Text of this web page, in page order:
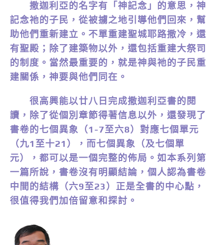
撒迦利亞的名字有「神記念」的意思，神
記念祂的子民，從被擄之地引導他們回來，幫
助他們重新建立。不單重建聖城耶路撒冷，還
有聖殿；除了建築物以外，還包括重建大祭司
的制度。當然最重要的，就是神與祂的子民重
建關係，神要與他們同在。
很高興能以廿八日完成撒迦利亞書的閱
讀，除了從個別章節得著信息以外，還發現了
書卷的七個異象（1-7至六8）對應七個單元
（九1至十21），而七個異象（及七個單
元），都可以是一個完整的佈局。如本系列第
一篇所說，書卷沒有明顯結論，個人認為書卷
中間的結構（六9至23）正是全書的中心點，
很值得我們加倍留意和探討。